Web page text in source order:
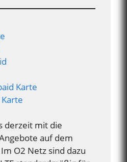
Karte
derzeit mit die
auf dem
O2 Netz sind dazu